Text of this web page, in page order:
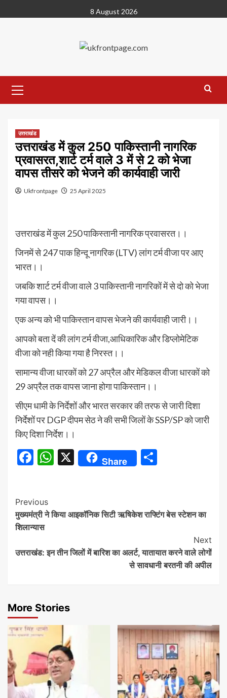
to
8 August 2026
Menu
उत्तराखंड
उत्तराखंड में कुल 250 पाकिस्तानी नागरिक
प्रवासरत,शार्ट टर्म वाले 3 में से 2 को भेजा
वापस तीसरे को भेजने की कार्यवाही जारी
Ukfrontpage 25 April 2025
उत्तराखंड में कुल 250 पाकिस्तानी नागरिक प्रवासरत।।
जिनमें से 247 पाक हिन्दू नागरिक (LTV) लांग टर्म वीजा पर आए
भारत।।
जबकि शार्ट टर्म वीजा वाले 3 पाकिस्तानी नागरिकों में से दो को भेजा
गया वापस।।
एक अन्य को भी पाकिस्तान वापस भेजने की कार्यवाही जारी।।
आपको बता दें की लांग टर्म वीजा,आधिकारिक और डिप्लोमेटिक
वीजा को नही किया गया है निरस्त।।
सामान्य वीजा धारकों को 27 अप्रैल और मेडिकल वीजा धारकों को
29 अप्रैल तक वापस जाना होगा पाकिस्तान।।
सीएम धामी के निर्देशों और भारत सरकार की तरफ से जारी दिशा
निर्देशों पर DGP दीपम सेठ ने की सभी जिलों के SSP/SP को जारी
किए दिशा निर्देश।।
Facebook
WhatsApp
X Share
Continue
Reading
Previous
मुख्यमंत्री ने किया आइकॉनिक सिटी ऋषिकेश राफ्टिंग बेस स्टेशन का
शिलान्यास
Next
उत्तराखंड: इन तीन जिलों में बारिश का अलर्ट, यातायात करने वाले लोगों
से सावधानी बरतनी की अपील
More Stories